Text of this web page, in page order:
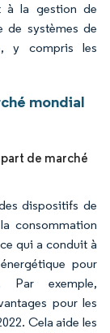
à la gestion de
de systèmes de
y compris les
mondial
de marché
dispositifs de
consommation
qui a conduit à
pour
Par exemple,
pour les
Cela aide les